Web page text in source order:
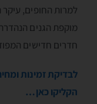
למרות החופים, עיקר
מוקפת הגנים
חדרים חדישים
הקליקו כאן…